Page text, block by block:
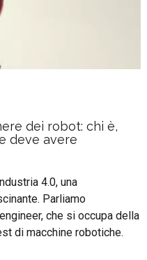
dei robot: chi è,
deve avere
4.0, una
Parliamo
che si occupa della
di macchine robotiche.